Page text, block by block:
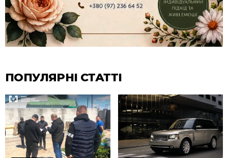
ПОПУЛЯРНІ СТАТТІ